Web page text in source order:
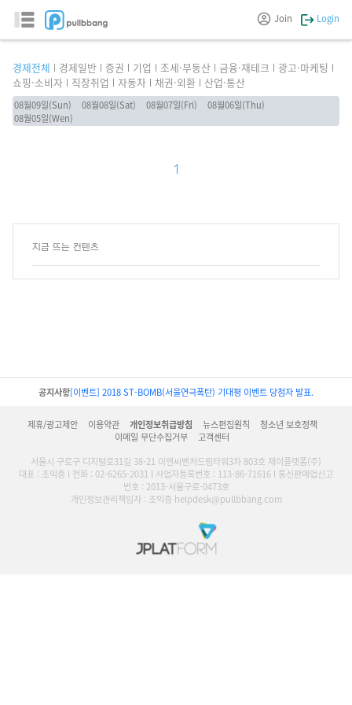
Join Login
경제전체 경제일반 증권 기업 조세·부동산 금융·재테크
광고·마케팅
쇼핑·소비자
직장취업 자동차 채권·외환 산업·통산
08월09일(Sun) 08월08일(Sat) 08월07일(Fri)
08월06일(Thu)
08월05일(Wen)
1
지금 뜨는 컨텐츠
공지사항[이벤트] 2018 ST-BOMB(서울연극폭탄) 기대평 이벤트 당첨자 발표.
제휴/광고제안 이용약관 개인정보취급방침 뉴스편집원칙
청소년 보호정책
이메일 무단수집거부
고객센터
서울시 구로구 디지털로31길 38-21 이앤씨벤처드림타워3차 803호 제이플랫폼(주)
대표 : 조익증 l 전화 : 02-6265-2031 l 사업자등록번호 : 113-86-71616 l 통신판매업신고
번호 : 2013-서울구로-0473호
개인정보관리책임자 : 조익증 helpdesk@pullbbang.com